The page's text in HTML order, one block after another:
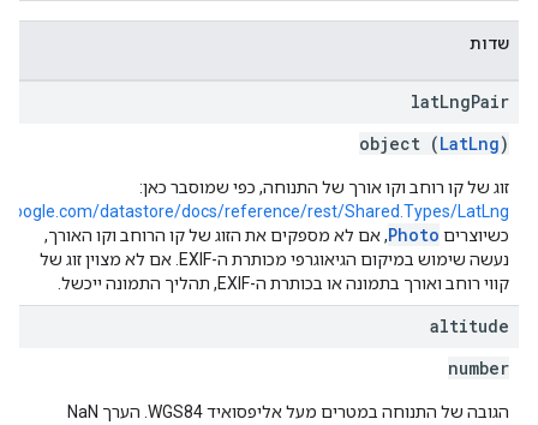
שדות
latLngPair
object (LatLng)
זוג של קו רוחב וקו אורך של התנוחה, כפי שמוסבר כאן:
datastore/docs/reference/rest/Shared.Types/LatLng
כשיוצרים Photo, אם לא מספקים את הזוג של קו הרוחב וקו האורך,
נעשה שימוש במיקום הגיאוגרפי מכותרת ה-EXIF. אם לא מצוין זוג של
קווי רוחב ואורך בתמונה או בכותרת ה-EXIF, תהליך התמונה ייכשל.
altitude
number
הגובה של התנוחה במטרים מעל אליפסואיד WGS84. הערך NaN